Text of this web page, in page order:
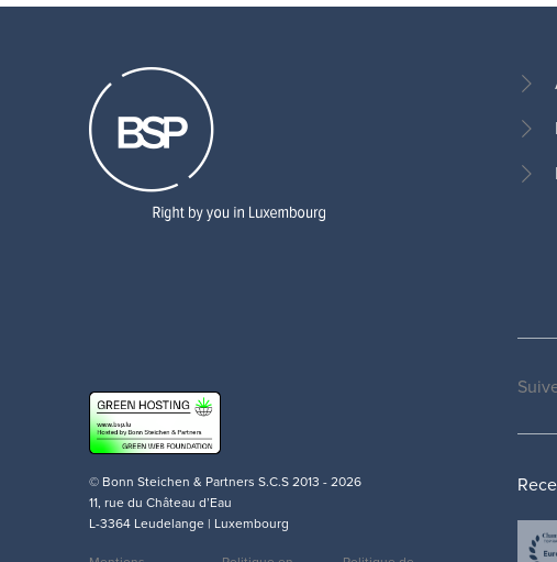
Pied
de
© Bonn Steichen & Partners S.C.S 2013 - 2026
11, rue du Château d’Eau
L-3364 Leudelange | Luxembourg